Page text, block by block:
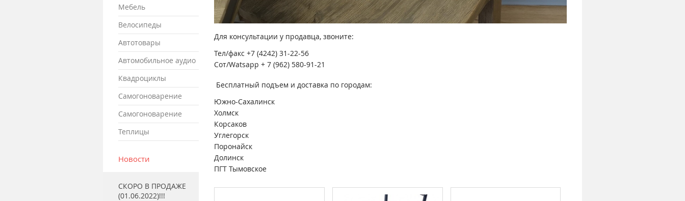
мебель
велосипеды
автотовары
автомобильное аудио
квадроциклы
самогоноварение
самогоноварение
теплицы
Новости
СКОРО В ПРОДАЖЕ
(01.06.2022)!!!
Для консультации у продавца, звоните:
Тел/факс +7 (4242) 31-22-56
Сот/Watsapp + 7 (962) 580-91-21
Бесплатный подъем идоставка по городам:
Южно-Сахалинск
Холмск
Корсаков
Углегорск
Поронайск
Долинск
ПГТ Тымовское